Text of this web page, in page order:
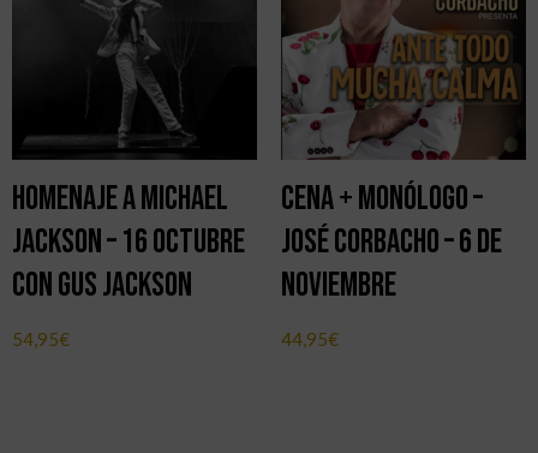
Homenaje a Michael
Jackson – 16 octubre
con Gus Jackson
54,95€
Cena + Monólogo –
José Corbacho – 6 de
noviembre
44,95€